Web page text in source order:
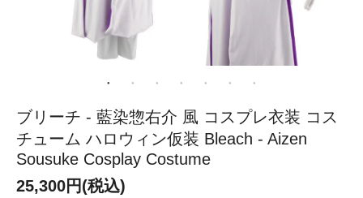
ブリーチ - 藍染惣右介 風 コスプレ衣装 コス
チューム ハロウィン仮装 Bleach - Aizen
Sousuke Cosplay Costume
25,300円(税込)